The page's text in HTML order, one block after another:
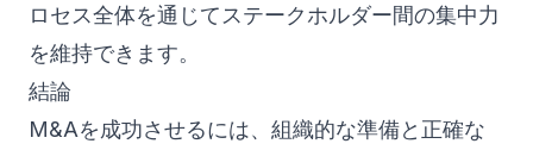
ロセス全体を通じてステークホルダー間の集中力
を維持できます。
結論
M&Aを成功させるには、組織的な準備と正確な